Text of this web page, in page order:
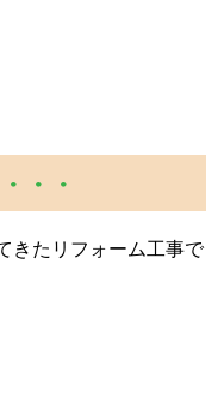
・・
きたリフォーム工事で